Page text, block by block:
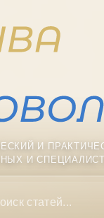
И
И